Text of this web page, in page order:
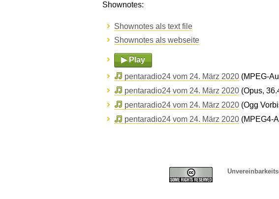
Shownotes:
Shownotes als text file
Shownotes als webseite
▶ Play
pentaradio24 vom 24. März 2020(MPEG-
pentaradio24 vom 24. März 2020(Opus,
pentaradio24 vom 24. März 2020(Ogg
pentaradio24 vom 24. März 2020(MPEG4-